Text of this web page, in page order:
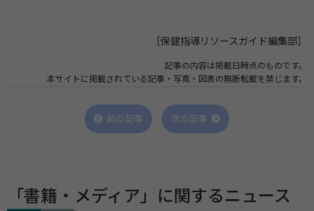
［保健指導リソースガイド編集部］
記事の内容は掲載日時点のものです。
本サイトに掲載されている記事・写真・図表の無断転載を禁じます。
前の記事 次の記事
「書籍・メディア」に関するニュース